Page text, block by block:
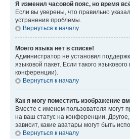
Я изменил часовой пояс, но время
Если вы уверены, что правильно
устранения проблемы.
Вернуться к началу
Моего языка нет в списке!
Администратор не установил
языковой пакет. Если такого
конференции).
Вернуться к началу
Как я могу поместить изображение
Вместе с именем пользователя могут
на ваш статус на конференции.
зависит, какие аватары могут быть
Вернуться к началу